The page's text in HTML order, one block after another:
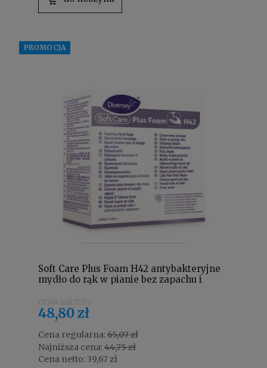
Soft Care Plus Foam H42 antybakteryjne
mydło do rąk w pianie bez zapachu i
48,80 zł
Cena regularna:65,07 zł
Najniższa cena:44,75 zł
Cena netto: 39,67 zł
PROMOCJA